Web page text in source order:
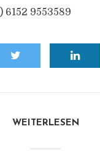
6152 9553589
WEITERLESEN